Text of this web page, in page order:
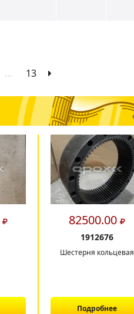
... 13
82500.00
1912676
Шестерня кольцевая
Подробнее